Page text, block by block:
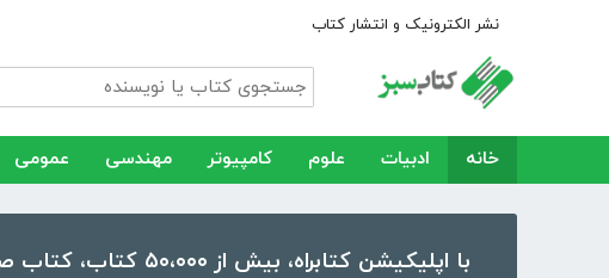
نشر الکترونیک و انتشار کتاب
خانه ادبیات علوم کامپیوتر مهندسی عمومی
با اپلیکیشن کتابراه، بیش از ۵۰،۰۰۰ کتاب، کتاب صوتی و رمان را در موبایل و تبلت خود داشته باشید!